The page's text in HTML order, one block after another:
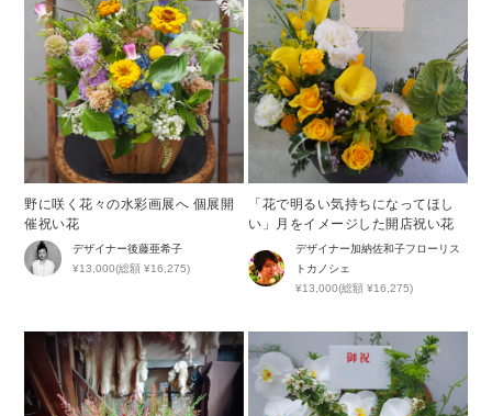
野に咲く花々の水彩画展へ 個展開
催祝い花
デザイナー後藤亜希子
¥13,000(総額 ¥16,275)
「花で明るい気持ちになってほし
い」月をイメージした開店祝い花
デザイナー加納佐和子フローリス
トカノシェ
¥13,000(総額 ¥16,275)